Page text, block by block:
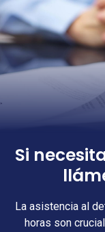
Si
La asistencia al
horas son